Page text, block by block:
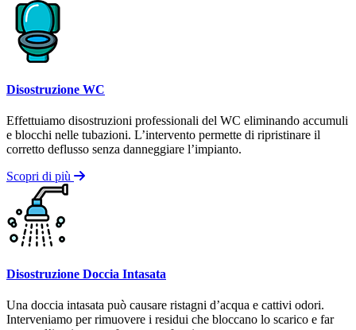
Disostruzione WC
Effettuiamo disostruzioni professionali del WC eliminando accumuli
e blocchi nelle tubazioni. L’intervento permette di ripristinare il
corretto deflusso senza danneggiare l’impianto.
Scopri di più
Disostruzione Doccia Intasata
Una doccia intasata può causare ristagni d’acqua e cattivi odori.
Interveniamo per rimuovere i residui che bloccano lo scarico e far